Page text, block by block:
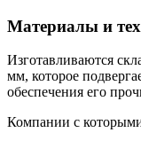
Материалы и
Изготавливаются
мм, которое
обеспечения его
Компании с